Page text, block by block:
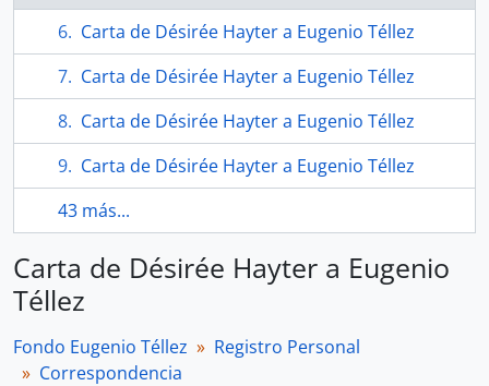
Carta de Désirée Hayter a Eugenio Téllez
Carta de Désirée Hayter a Eugenio Téllez
Carta de Désirée Hayter a Eugenio Téllez
Carta de Désirée Hayter a Eugenio Téllez
43 más...
Carta de Désirée Hayter a Eugenio
Téllez
Fondo Eugenio Téllez
Registro Personal
Correspondencia